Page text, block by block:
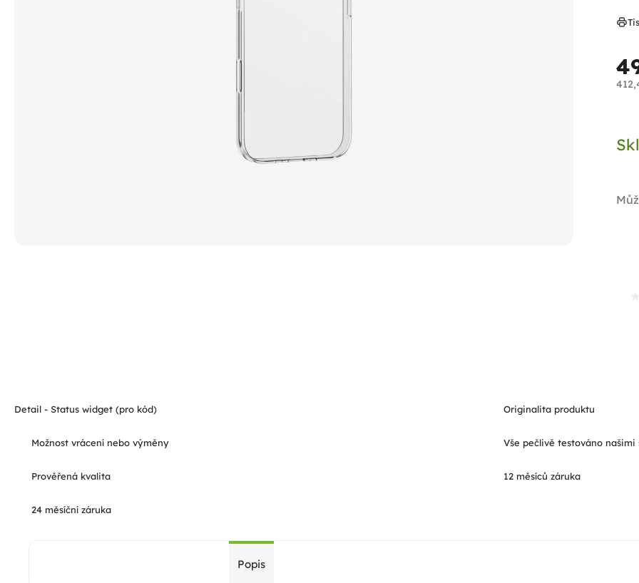
Detail - Status widget (pro kód) Originalita produktu
Možnost vrácení nebo výměny Vše pečlivě testováno našimi
Prověřená kvalita 12 měsíců záruka
24 měsíční záruka
Popis